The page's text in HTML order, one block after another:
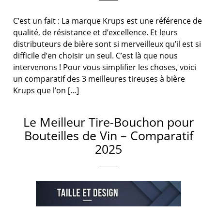
C’est un fait : La marque Krups est une référence de
qualité, de résistance et d’excellence. Et leurs
distributeurs de bière sont si merveilleux qu’il est si
difficile d’en choisir un seul. C’est là que nous
intervenons ! Pour vous simplifier les choses, voici
un comparatif des 3 meilleures tireuses à bière
Krups que l’on […]
Le Meilleur Tire-Bouchon pour
Bouteilles de Vin – Comparatif
2025